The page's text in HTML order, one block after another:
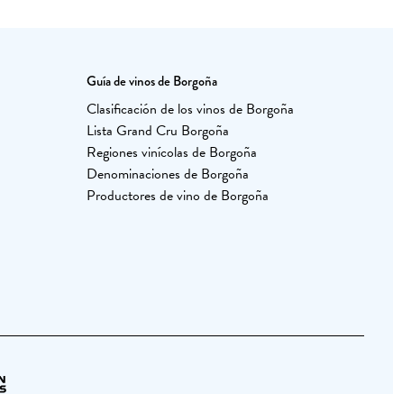
Guía de vinos de Borgoña
Clasificación de los vinos de Borgoña
Lista Grand Cru Borgoña
Regiones vinícolas de Borgoña
Denominaciones de Borgoña
Productores de vino de Borgoña